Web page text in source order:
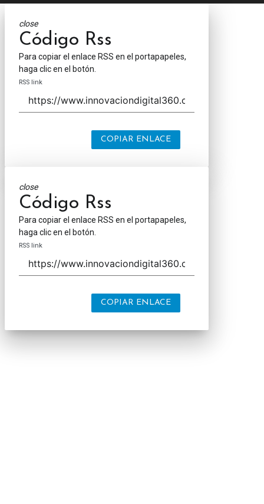
close
Código Rss
Para copiar el enlace RSS en el portapapeles,
haga clic en el botón.
RSS link
COPIAR ENLACE
close
Código Rss
Para copiar el enlace RSS en el portapapeles,
haga clic en el botón.
RSS link
COPIAR ENLACE